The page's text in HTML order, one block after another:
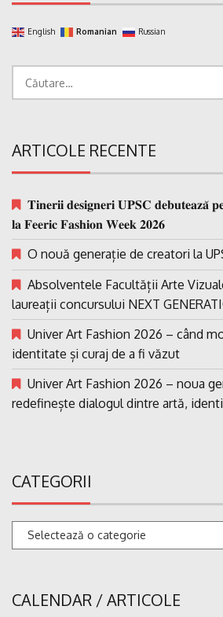
English Romanian Russian
ARTICOLE RECENTE
𝐓𝐢𝐧𝐞𝐫𝐢𝐢 𝐝𝐞𝐬𝐢𝐠𝐧𝐞𝐫𝐢 𝐔𝐏𝐒𝐂 𝐝𝐞𝐛𝐮𝐭𝐞𝐚𝐳𝐚̆
𝐥𝐚 𝐅𝐞𝐞𝐫𝐢𝐜 𝐅𝐚𝐬𝐡𝐢𝐨𝐧 𝐖𝐞𝐞𝐤 𝟐𝟎𝟐𝟔
O nouă generație de creatori la
Absolventele Facultății Arte
laureații concursului NEXT
Univer Art Fashion 2026 – când
identitate și curaj de a fi văzut
Univer Art Fashion 2026 – noua
redefinește dialogul dintre artă,
CATEGORII
Categorii
CALENDAR / ARTICOLE